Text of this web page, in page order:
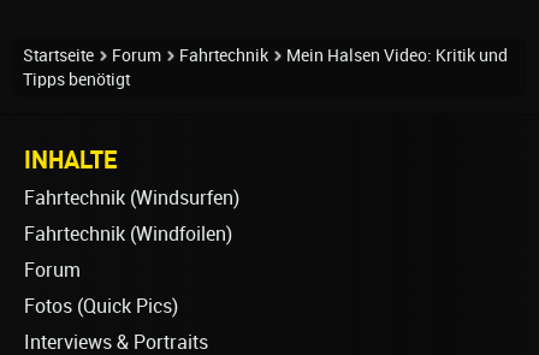
Startseite Forum Fahrtechnik
Mein Halsen Video: Kritik und
Tipps benötigt
INHALTE
Fahrtechnik (Windsurfen)
Fahrtechnik (Windfoilen)
Forum
Fotos (Quick Pics)
Interviews & Portraits